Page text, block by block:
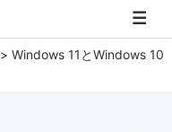
> Windows 11とWindows 10